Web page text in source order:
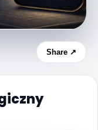
Share ↗